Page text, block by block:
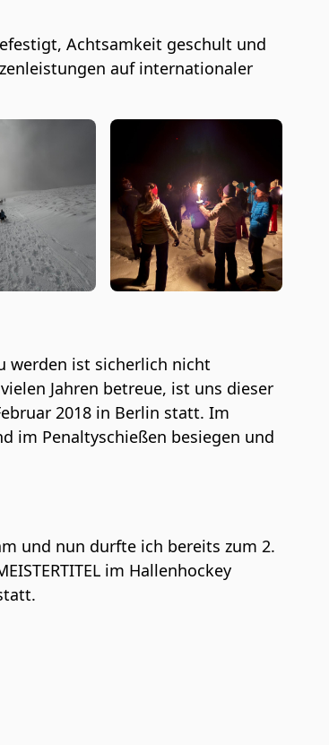
Achtsamkeit geschult und
auf internationaler
werden ist sicherlich nicht
Jahren betreue, ist uns dieser
2018 in Berlin statt. Im
im Penaltyschießen besiegen und
und nun durfte ich bereits zum 2.
im Hallenhockey